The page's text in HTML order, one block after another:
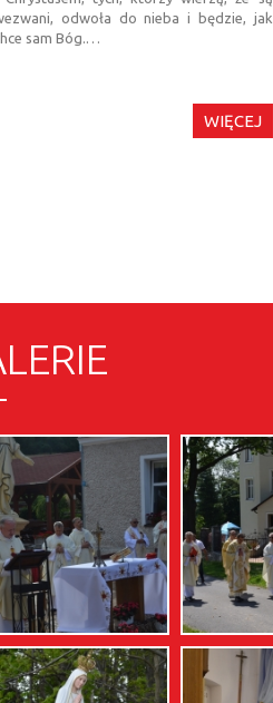
odwoła do nieba i będzie, jak
sam Bóg.…
WIĘCEJ